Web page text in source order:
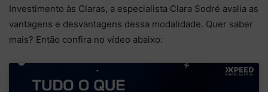
Investimento às Claras, a especialista Clara Sodré avalia as
vantagens e desvantagens dessa modalidade. Quer saber
mais? Então confira no vídeo abaixo: